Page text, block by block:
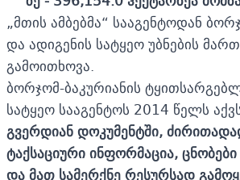
„მთის ამბებმა“ სააგენტოდან
და ადიგენის სატყეო უბნების
გამოითხოვა.
ბორჯომ-ბაკურიანის
სატყეო სააგენტოს 2014 წელს
გვერდიან დოკუმენტში,
ტაქსაციური ინფორმაცია, ცნობები
და მათ სამერქნე რესურსად